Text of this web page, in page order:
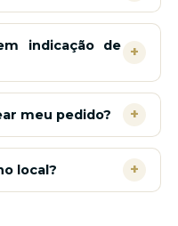
indicação de
+
meu pedido? +
local? +